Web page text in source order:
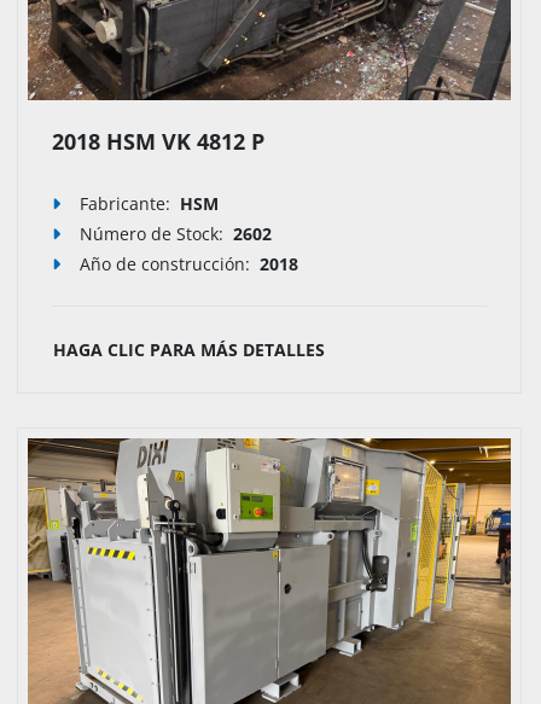
2018 HSM VK 4812 P
Fabricante: HSM
Número de Stock: 2602
Año de construcción: 2018
HAGA CLIC PARA MÁS DETALLES